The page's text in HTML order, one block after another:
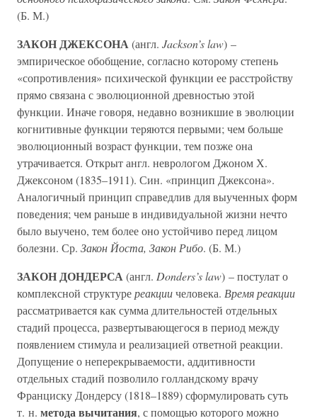
(Б. М.)
ЗАКОН ДЖЕКСОНА(англ. Jackson’s law) –
эмпирическое обобщение, согласно которому степень
«сопротивления» психической функции ее расстройству
прямо связана с эволюционной древностью этой
функции. Иначе говоря, недавно возникшие в эволюции
когнитивные функции теряются первыми; чем больше
эволюционный возраст функции, тем позже она
утрачивается. Открыт англ. неврологом Джоном Х.
Джексоном (1835–1911). Син. «принцип Джексона».
Аналогичный принцип справедлив для выученных форм
поведения; чем раньше в индивидуальной жизни нечто
было выучено, тем более оно устойчиво перед лицом
болезни. Ср. Закон Йоста, Закон Рибо. (Б. М.)
ЗАКОН ДОНДЕРСА(англ. Donders’s law) – постулат о
комплексной структуререакциичеловека. Время реакции
рассматривается как сумма длительностей отдельных
стадий процесса, развертывающегося в период между
появлением стимула и реализацией ответной реакции.
Допущение о неперекрываемости, аддитивности
отдельных стадий позволило голландскому врачу
Франциску Дондерсу (1818–1889) сформулировать суть
т. н. метода вычитания, с помощью которого можно